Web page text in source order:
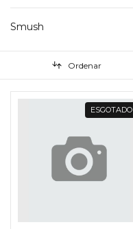
Smush
Ordenar
ESGOTADO